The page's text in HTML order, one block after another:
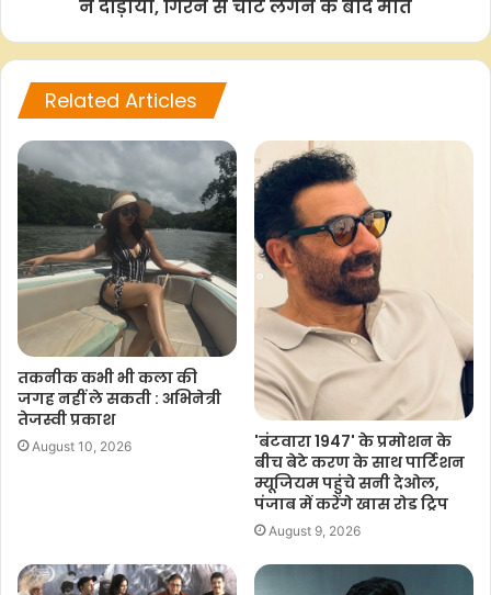
p k
ने दौड़ाया, गिरने से चोट लगने के बाद मौत
Related Articles
तकनीक कभी भी कला की
जगह नहीं ले सकती : अभिनेत्री
तेजस्वी प्रकाश
August 10, 2026
'बंटवारा 1947' के प्रमोशन के
बीच बेटे करण के साथ पार्टिशन
म्यूजियम पहुंचे सनी देओल,
पंजाब में करेंगे खास रोड ट्रिप
August 9, 2026